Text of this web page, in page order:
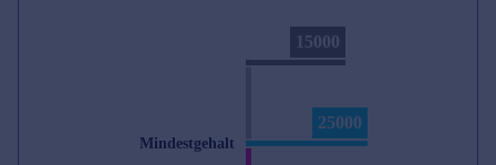
15000
25000
Mindestgehalt